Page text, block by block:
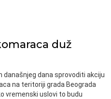
duž
današnjeg dana sprovoditi akciju
na teritoriji grada Beograda
vremenski uslovi to budu